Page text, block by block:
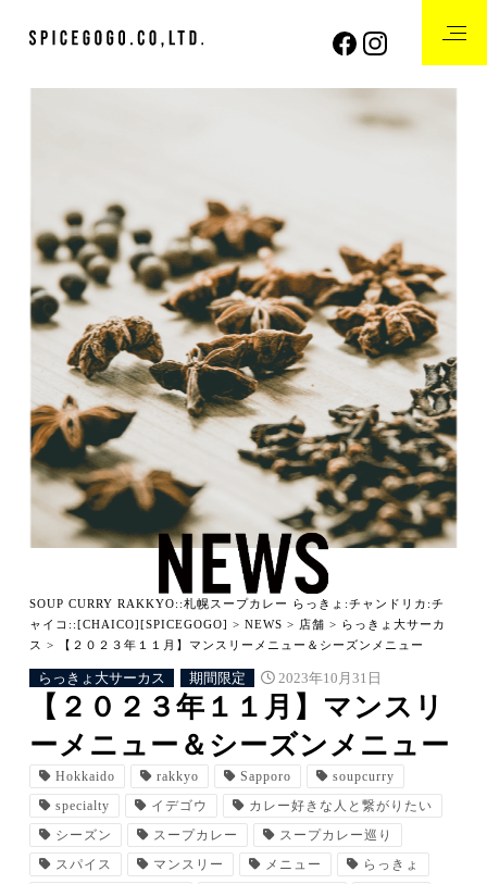
SOUP CURRY RAKKYO::札幌スープカレー らっきょ:チャンドリカ:チ
ャイコ::[CHAICO][SPICEGOGO] >NEWS > 店舗 > らっきょ大サーカ
ス > 【２０２３年１１月】マンスリーメニュー＆シーズンメニュー
らっきょ大サーカス 期間限定 2023年10月31日
【２０２３年１１月】マンスリ
ーメニュー＆シーズンメニュー
Hokkaido rakkyo Sapporo
soupcurry
specialty
イデゴウ
カレー好きな人と繋がりたい
シーズン
スープカレー
スープカレー巡り
スパイス
マンスリー メニュー
らっきょ